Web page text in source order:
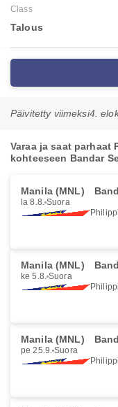
Class
Talous
Päivitetty viimeksi4.
Varaa ja saat
kohteeseen Bandar
Manila (MNL)
la 8.8. Suora
Manila (MNL)
ke 5.8. Suora
Manila (MNL)
pe 25.9. Suora